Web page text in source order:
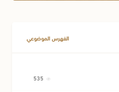
الفهرس الموضوعي